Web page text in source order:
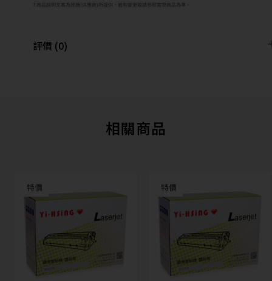
7.商品說明文案為原廠(供應商)所提供，若有變更敬請參照實際商品為準。
評價 (0)
相關商品
特價 特價